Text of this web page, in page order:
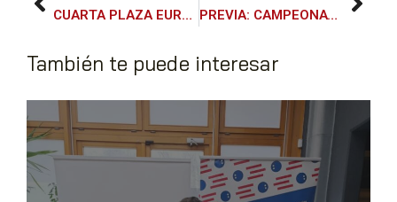
CUARTA PLAZA EUROPEA PARA LA SUB19 PREVIA: CAMPEONATO DE EUROPA ABSOLUTO POR PAÍSES
También te puede interesar